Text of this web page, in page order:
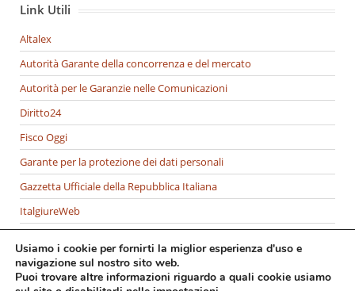
Link Utili
Altalex
Autorità Garante della concorrenza e del mercato
Autorità per le Garanzie nelle Comunicazioni
Diritto24
Fisco Oggi
Garante per la protezione dei dati personali
Gazzetta Ufficiale della Repubblica Italiana
ItalgiureWeb
Ministero della Giustizia
Usiamo i cookie per fornirti la miglior esperienza d'uso e
navigazione sul nostro sito web.
Puoi trovare altre informazioni riguardo a quali cookie usiamo